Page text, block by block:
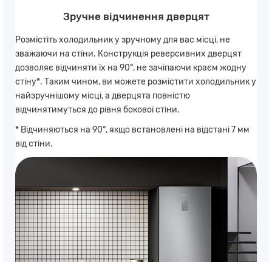
Зручне відчинення дверцят
Розмістіть холодильник у зручному для вас місці, не
зважаючи на стіни. Конструкція реверсивних дверцят
дозволяє відчиняти їх на 90°, не зачіпаючи краєм жодну
стіну*. Таким чином, ви можете розмістити холодильник у
найзручнішому місці, а дверцята повністю
відчинятимуться до рівня бокової стіни.
* Відчиняються на 90°, якщо встановлені на відстані 7 мм
від стіни.